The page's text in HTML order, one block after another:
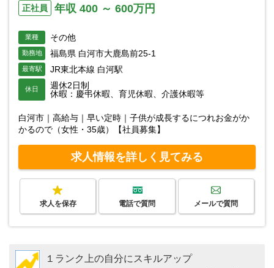
正社員 年収 400 ～ 600万円
業種 その他
勤務地 福島県 白河市大鹿島前25-1
最寄駅 JR東北本線 白河駅
休日
週休2日制
休暇：慶弔休暇、育児休暇、介護休暇等
白河市｜高給与｜早い定時｜子供が成長するにつれお金がか
かるので（女性・35歳）【社員募集】
求人情報を詳しく見てみる
求人を保存 電話で質問 メールで質問
１ランク上の自分にスキルアップ